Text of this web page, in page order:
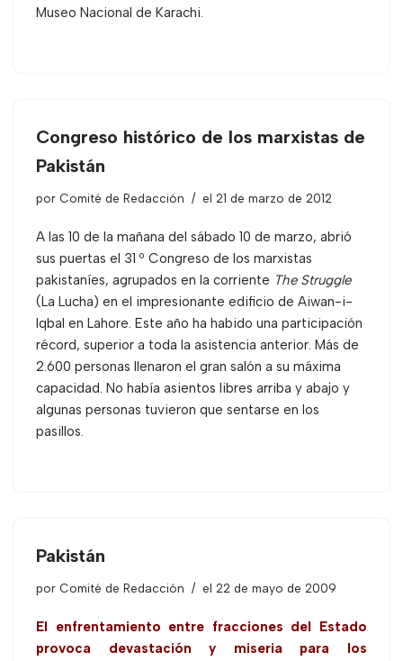
Museo Nacional de Karachi.
Congreso histórico de los marxistas de
Pakistán
por Comité de Redacción el 21 de marzo de 2012
A las 10 de la mañana del sábado 10 de marzo, abrió
sus puertas el 31 º Congreso de los marxistas
pakistaníes, agrupados en la corriente The Struggle
(La Lucha) en el impresionante edificio de Aiwan-i-
Iqbal en Lahore. Este año ha habido una participación
récord, superior a toda la asistencia anterior. Más de
2.600 personas llenaron el gran salón a su máxima
capacidad. No había asientos libres arriba y abajo y
algunas personas tuvieron que sentarse en los
pasillos.
Pakistán
por Comité de Redacción el 22 de mayo de 2009
El enfrentamiento entre fracciones del Estado
provoca devastación y miseria para los